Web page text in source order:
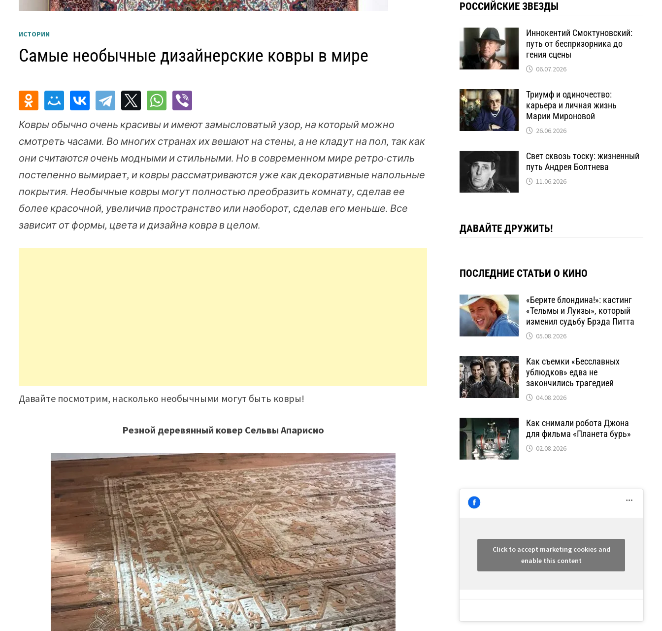
ИСТОРИИ
Самые необычные дизайнерские ковры в мире
Ковры обычно очень красивы и имеют замысловатый узор, на который можно
смотреть часами. Во многих странах их вешают на стены, а не кладут на пол, так как
они считаются очень модными и стильными. Но в современном мире ретро-стиль
постепенно вымирает, и ковры рассматриваются уже как декоративные напольные
покрытия. Необычные ковры могут полностью преобразить комнату, сделав ее
более красочной, увеличив пространство или наоборот, сделав его меньше. Все
зависит от формы, цвета и дизайна ковра в целом.
Давайте посмотрим, насколько необычными могут быть ковры!
Резной деревянный ковер Сельвы Апарисио
РОССИЙСКИЕ ЗВЕЗДЫ
Иннокентий Смоктуновский:
путь от беспризорника до
гения сцены
06.07.2026
Триумф и одиночество:
карьера и личная жизнь
Марии Мироновой
26.06.2026
Свет сквозь тоску: жизненный
путь Андрея Болтнева
11.06.2026
ДАВАЙТЕ ДРУЖИТЬ!
ПОСЛЕДНИЕ СТАТЬИ О КИНО
«Берите блондина!»: кастинг
«Тельмы и Луизы», который
изменил судьбу Брэда Питта
05.08.2026
Как съемки «Бесславных
ублюдков» едва не
закончились трагедией
04.08.2026
Как снимали робота Джона
для фильма «Планета бурь»
02.08.2026
Click to accept marketing cookies and
enable this content